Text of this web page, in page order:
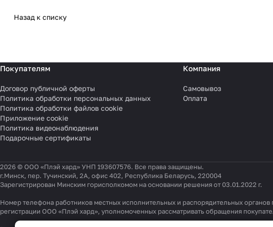
Назад к списку
Покупателям
Договор публичной оферты
Политика обработки персональных данных
Политика обработки файлов cookie
Приложение cookie
Политика видеонаблюдения
Подарочные сертификаты
Компания
Самовывоз
Оплата
2026 © ООО «Плэй хард» УНП 193607576. Все права защищены.
г.Минск, пер. Тучинский, 2А, офис 402, Республика Беларусь, 220004
Зарегистрирован Минским горисполкомом на основании решения от 03.01.2022 г.
Номер телефона работников местных исполнительных и распорядительных органов
регистрации ООО «Плэй хард», уполномоченных рассматривать обращения